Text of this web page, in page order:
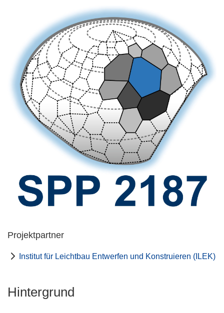
Projektpartner
Institut für Leichtbau Entwerfen und Konstruieren (ILEK)
Hintergrund